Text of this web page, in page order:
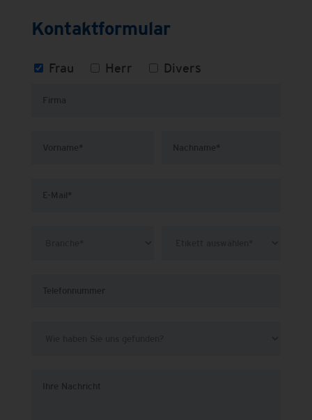
Kontaktformular
Frau Herr Divers